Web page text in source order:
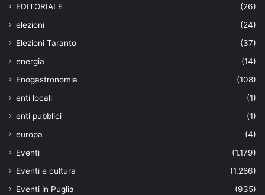
EDITORIALE
(26)
elezioni
(24)
Elezioni Taranto
(37)
energia
(14)
Enogastronomia
(108)
enti locali
(1)
enti pubblici
(1)
europa
(4)
Eventi
(1.179)
Eventi e cultura
(1.286)
Eventi in Puglia
(935)